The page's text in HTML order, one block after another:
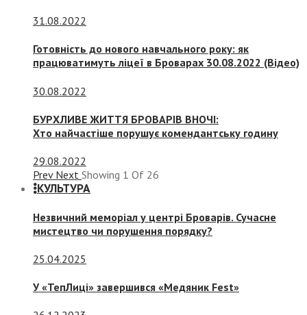
31.08.2022
Готовність до нового навчального року: як
працюватимуть ліцеї в Броварах 30.08.2022 (Відео)
30.08.2022
БУРХЛИВЕ ЖИТТЯ БРОВАРІВ ВНОЧІ:
Хто найчастіше порушує комендантську годину
29.08.2022
Prev Next Showing 1 Of 26
КУЛЬТУРА
Незвичний меморіал у центрі Броварів. Сучасне
мистецтво чи порушення порядку?
25.04.2025
У «ТепЛиці» завершився «Медяник Fest»